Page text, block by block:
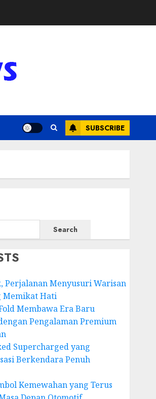
SUBSCRIBE
Search
Perjalanan Menyusuri Warisan
Memikat Hati
Membawa Era Baru
Pengalaman Premium
Supercharged yang
Berkendara Penuh
Kemewahan yang Terus